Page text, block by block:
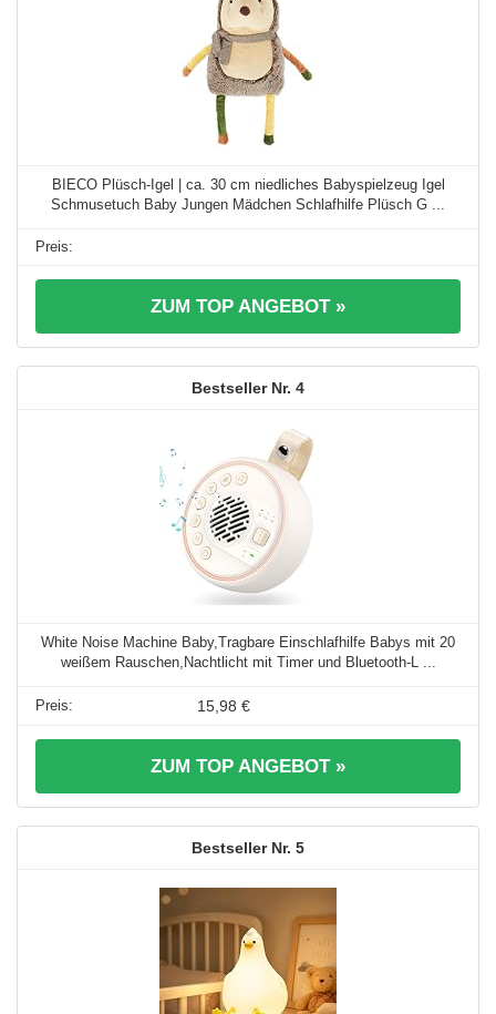
BIECO Plüsch-Igel | ca. 30 cm niedliches Babyspielzeug Igel
Schmusetuch Baby Jungen Mädchen Schlafhilfe Plüsch G ...
ZUM TOP ANGEBOT »
4
White Noise Machine Baby,Tragbare Einschlafhilfe Babys mit 20
weißem Rauschen,Nachtlicht mit Timer und Bluetooth-L ...
15,98 €
ZUM TOP ANGEBOT »
5